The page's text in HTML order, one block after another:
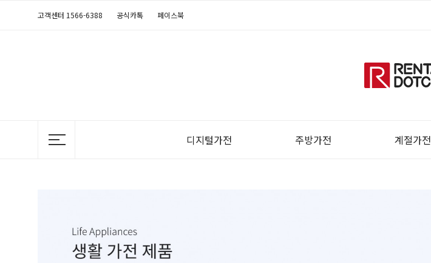
고객센터 1566-6388 공식카톡 페이스북
디지털가전
세탁기
주방가전
후드
계절가전
가습청정기
반려동물가전